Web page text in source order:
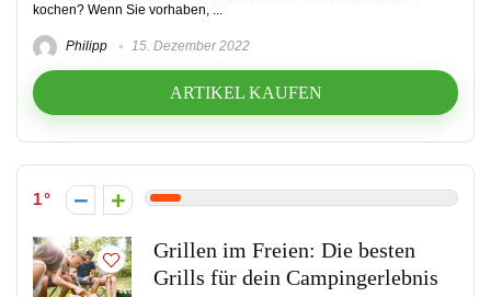
kochen? Wenn Sie vorhaben, ...
Philipp 15. Dezember 2022
ARTIKEL KAUFEN
1
Grillen im Freien: Die besten
Grills für dein Campingerlebnis